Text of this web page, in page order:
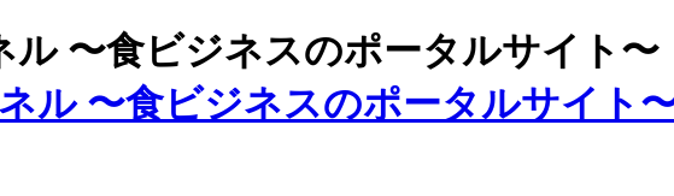
〜食ビジネスのポータルサイト〜